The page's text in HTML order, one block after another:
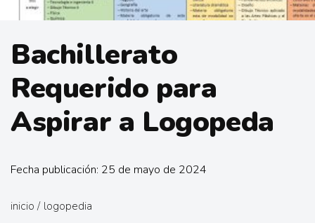
Bachillerato
Requerido para
Aspirar a Logopeda
Fecha publicación: 25 de mayo de 2024
inicio / logopedia